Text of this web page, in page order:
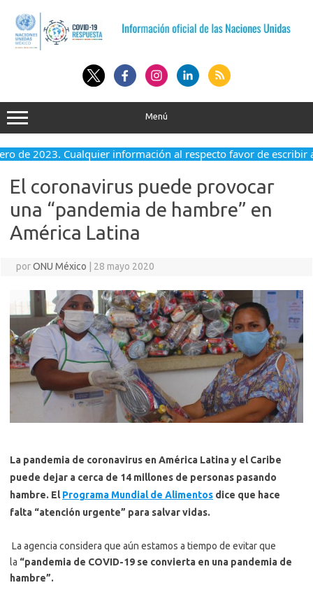
contenido
Menú
de 2023. Cualquier información al respecto favor de escribir
El coronavirus puede provocar
una “pandemia de hambre” en
América Latina
porONU México 28 mayo 2020
La pandemia de coronavirus en América Latina y el Caribe
puede dejar a cerca de 14 millones de personas pasando
hambre. ElPrograma Mundial de Alimentos dice que hace
falta “atención urgente” para salvar vidas.
La agencia considera que aún estamos a tiempo de evitar que
la “pandemia de COVID-19 se convierta en una pandemia de
hambre”.